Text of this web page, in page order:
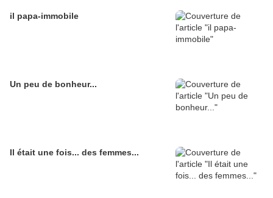
il papa-immobile
Un peu de bonheur...
Il était une fois... des femmes...